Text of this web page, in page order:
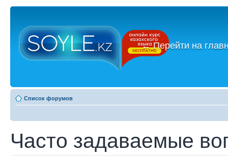
←Перейти на
Список форумов
Часто задаваемые